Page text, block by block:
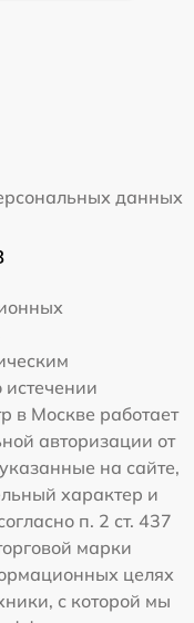
данных
в Москве работает
авторизации от
на сайте,
характер и
п. 2 ст. 437
марки
целях
с которой мы